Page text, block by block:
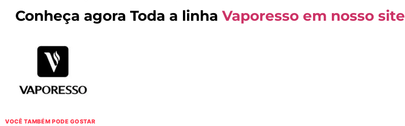
Conheça agora Toda a linha Vaporesso em nosso site
VOCÊ TAMBÉM PODE GOSTAR